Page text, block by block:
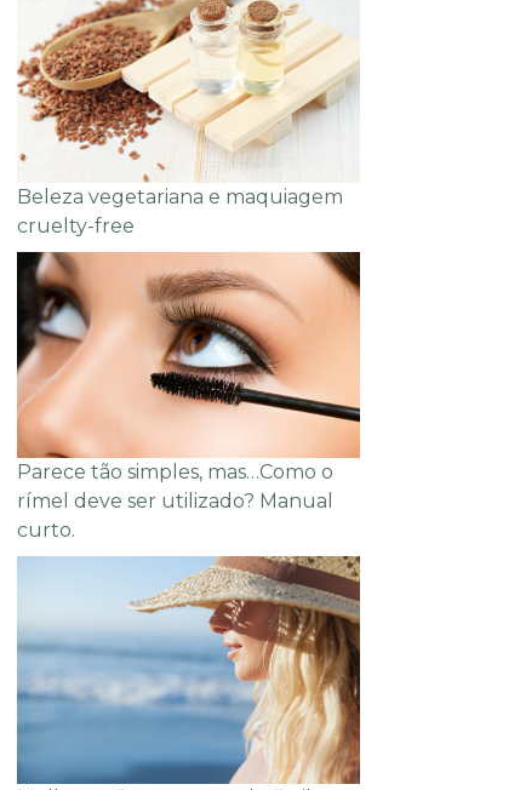
Beleza vegetariana e maquiagem
cruelty-free
Parece tão simples, mas…Como o
rímel deve ser utilizado? Manual
curto.